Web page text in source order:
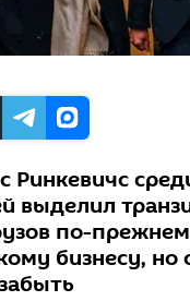
Ринкевичс
выделил
по-
бизнесу, но